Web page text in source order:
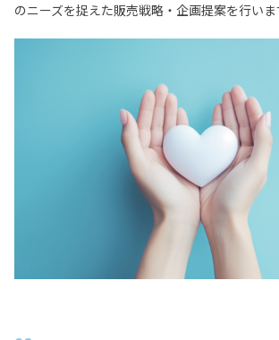
のニーズを捉えた販売戦略・企画提案を行いま